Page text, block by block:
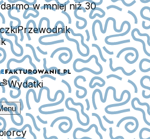
w mniej niż 30
Przewodnik
Wydatki